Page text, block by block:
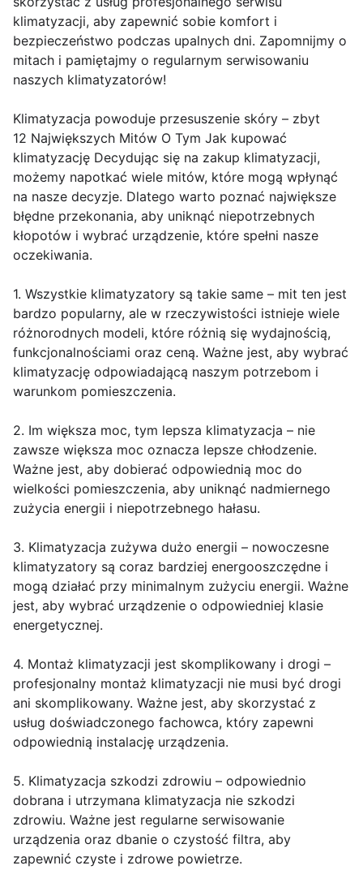
klimatyzacji, aby zapewnić sobie komfort i
bezpieczeństwo podczas upalnych dni. Zapomnijmy o
mitach i pamiętajmy o regularnym serwisowaniu
naszych klimatyzatorów!
Klimatyzacja powoduje przesuszenie skóry – zbyt
12 Największych Mitów O Tym Jak kupować
klimatyzację Decydując się na zakup klimatyzacji,
możemy napotkać wiele mitów, które mogą wpłynąć
na nasze decyzje. Dlatego warto poznać największe
błędne przekonania, aby uniknąć niepotrzebnych
kłopotów i wybrać urządzenie, które spełni nasze
oczekiwania.
1. Wszystkie klimatyzatory są takie same – mit ten jest
bardzo popularny, ale w rzeczywistości istnieje wiele
różnorodnych modeli, które różnią się wydajnością,
funkcjonalnościami oraz ceną. Ważne jest, aby wybrać
klimatyzację odpowiadającą naszym potrzebom i
warunkom pomieszczenia.
2. Im większa moc, tym lepsza klimatyzacja – nie
zawsze większa moc oznacza lepsze chłodzenie.
Ważne jest, aby dobierać odpowiednią moc do
wielkości pomieszczenia, aby uniknąć nadmiernego
zużycia energii i niepotrzebnego hałasu.
3. Klimatyzacja zużywa dużo energii – nowoczesne
klimatyzatory są coraz bardziej energooszczędne i
mogą działać przy minimalnym zużyciu energii. Ważne
jest, aby wybrać urządzenie o odpowiedniej klasie
energetycznej.
4. Montaż klimatyzacji jest skomplikowany i drogi –
profesjonalny montaż klimatyzacji nie musi być drogi
ani skomplikowany. Ważne jest, aby skorzystać z
usług doświadczonego fachowca, który zapewni
odpowiednią instalację urządzenia.
5. Klimatyzacja szkodzi zdrowiu – odpowiednio
dobrana i utrzymana klimatyzacja nie szkodzi
zdrowiu. Ważne jest regularne serwisowanie
urządzenia oraz dbanie o czystość filtra, aby
zapewnić czyste i zdrowe powietrze.